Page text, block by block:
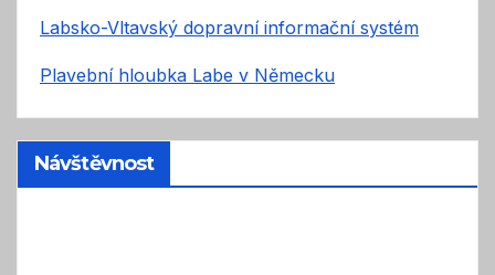
Labsko-Vltavský dopravní informační systém
Plavební hloubka Labe v Německu
Návštěvnost